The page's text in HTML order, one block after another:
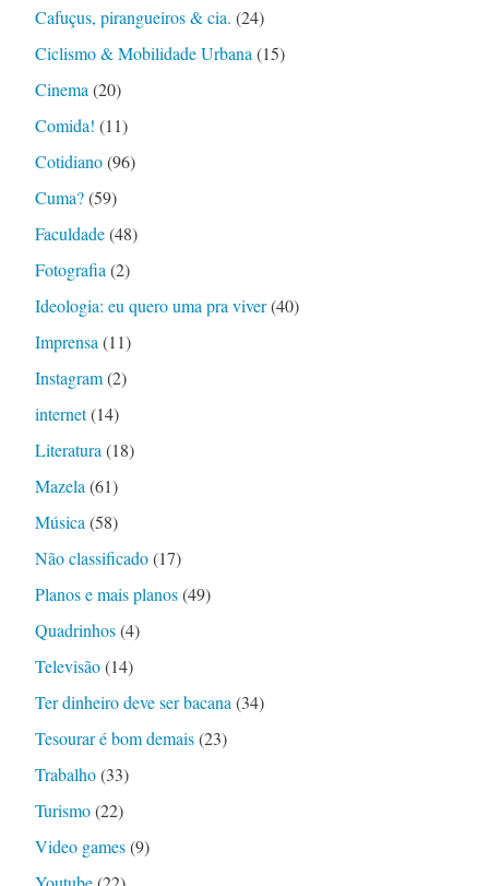
Cafuçus, pirangueiros & cia. (24)
Ciclismo & Mobilidade Urbana(15)
Cinema(20)
Comida! (11)
Cotidiano(96)
Cuma?(59)
Faculdade(48)
Fotografia(2)
Ideologia: eu quero uma pra viver(40)
Imprensa(11)
Instagram(2)
internet(14)
Literatura(18)
Mazela(61)
Música(58)
Não classificado(17)
Planos e mais planos(49)
Quadrinhos(4)
Televisão(14)
Ter dinheiro deve ser bacana(34)
Tesourar é bom demais(23)
Trabalho(33)
Turismo(22)
Video games(9)